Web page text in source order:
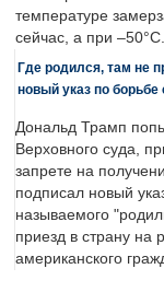
температуре
сейчас, а при –50°C.
Где родился, там не
новый указ по
Дональд Трамп
Верховного суда,
запрете на
подписал новый
называемого
приезд в страну на
американского